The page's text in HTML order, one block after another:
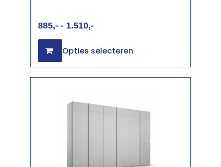
885 - 1.510
Opties selecteren